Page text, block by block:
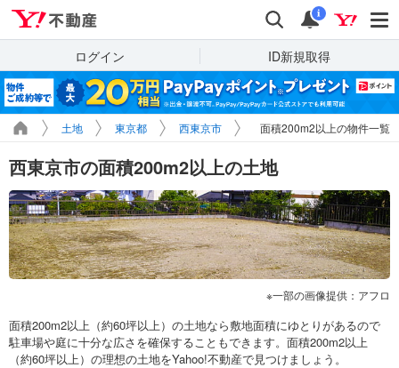
検索 通知
i
ログイン ID新規取得
土地 東京都 西東京市 面積200m2以上の物件一覧
西東京市の面積200m2以上の土地
一部の画像提供：アフロ
面積200m2以上（約60坪以上）の土地なら敷地面積にゆとりがあるので
駐車場や庭に十分な広さを確保することもできます。面積200m2以上
（約60坪以上）の理想の土地をYahoo!不動産で見つけましょう。